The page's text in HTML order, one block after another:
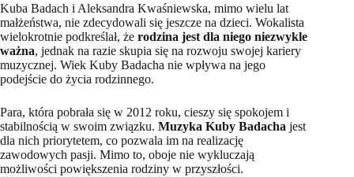
Kuba Badach i Aleksandra Kwaśniewska, mimo wielu lat
małżeństwa, nie zdecydowali się jeszcze na dzieci. Wokalista
wielokrotnie podkreślał, że rodzina jest dla niego niezwykle
ważna, jednak na razie skupia się na rozwoju swojej kariery
muzycznej. Wiek Kuby Badacha nie wpływa na jego
podejście do życia rodzinnego.
Para, która pobrała się w 2012 roku, cieszy się spokojem i
stabilnością w swoim związku. Muzyka Kuby Badacha jest
dla nich priorytetem, co pozwala im na realizację
zawodowych pasji. Mimo to, oboje nie wykluczają
możliwości powiększenia rodziny w przyszłości.